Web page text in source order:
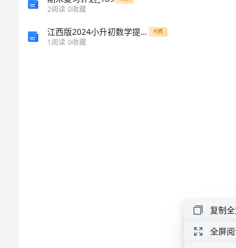
2阅读 0收藏
江西版2024小升初数学提升训练试卷 附答案 付费
1阅读 0收藏
复制
全屏